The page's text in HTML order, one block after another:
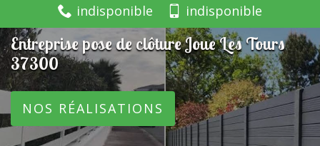
indisponible indisponible
Entreprise pose de clôture Joue Les Tours
37300
NOS RÉALISATIONS